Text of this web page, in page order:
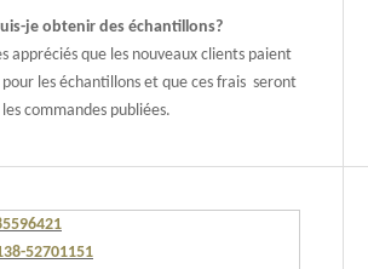
je obtenir des échantillons?
appréciés que les nouveaux clients paient
pour les échantillons et que ces frais seront
commandes publiées.
52701151